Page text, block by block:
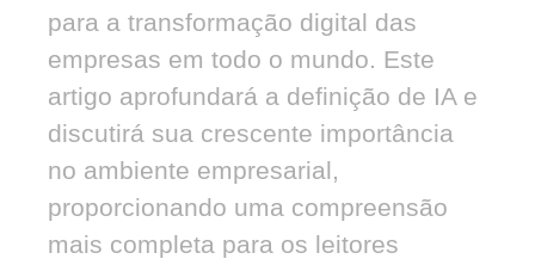
para a transformação digital das
empresas em todo o mundo. Este
artigo aprofundará a definição de IA e
discutirá sua crescente importância
no ambiente empresarial,
proporcionando uma compreensão
mais completa para os leitores